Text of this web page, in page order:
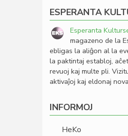
ESPERANTA
Esperanta
magazeno de la
ebligas la aliĝon al la
la paktintaj establoj,
revuoj kaj multe pli.
aktivaĵoj kaj eldonaj
INFORMOJ
HeKo